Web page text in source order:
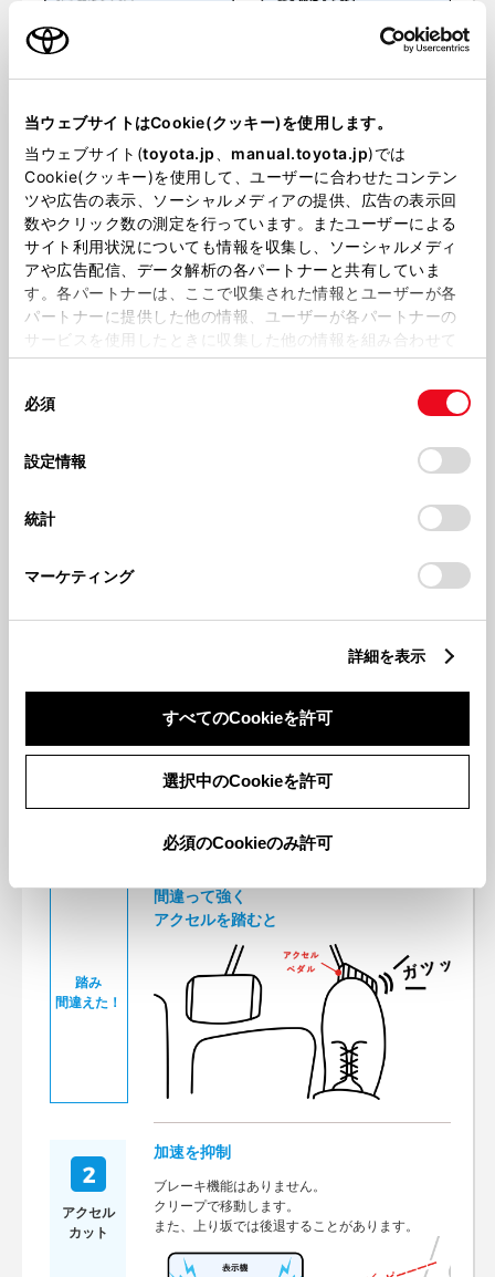
当ウェブサイトはCookie(クッキー)を使用します。
当ウェブサイト(toyota.jp manual.toyota.jp)では
Cookie(クッキー)を使用して、ユーザーに合わせたコンテン
ツや広告の表示、ソーシャルメディアの提供、広告の表示回
数やクリック数の測定を行っています。またユーザーによる
サイト利用状況についても情報を収集し、ソーシャルメディ
アや広告配信、データ解析の各パートナーと共有していま
す。各パートナーは、ここで収集された情報とユーザーが各
パートナーに提供した他の情報、ユーザーが各パートナーの
サービスを使用したときに収集した他の情報を組み合わせて
使用することがあります。当ウェブサイトの使用を続行する
デバイスにすべてのCookie(クッキー)が保存されることに同
意したことになります。Cookie(クッキー)のオプトアウト、
設定の変更、同意を撤回したりするにあたっては、当社の
「Cookie（クッキー）情報の取り扱いについて
」をご覧くだ
必須
設定情報
統計
マーケティング
詳細を表示
すべてのCookieを許可
選択中のCookieを許可
必須のCookieのみ許可
※踏み間違い加速抑制システムⅡは前方の障害物、踏み間違い加速抑制シス
テムは前方と後方を検知し加速抑制します。
踏み間違い加速抑制システムⅡの後方は、障害物の有無に関わらず強くア
クセルを踏んだ場合、加速抑制します。
ガラスでもしっかり検知！
「ブザー・ランプ表示」で警報
障害物を検知し、衝突の危険をドライバーにお知
踏み
間違えた！
間違って強く
アクセルを踏むと
アクセル
カット
加速を抑制
ブレーキ機能はありません。
クリープで移動します。
また、上り坂では後退することがあります。